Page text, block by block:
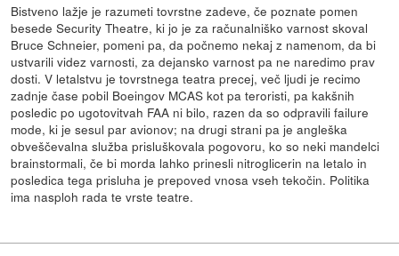
Bistveno lažje je razumeti tovrstne zadeve, če poznate pomen
besede Security Theatre, ki jo je za računalniško varnost skoval
Bruce Schneier, pomeni pa, da počnemo nekaj z namenom, da bi
ustvarili videz varnosti, za dejansko varnost pa ne naredimo prav
dosti. V letalstvu je tovrstnega teatra precej, več ljudi je recimo
zadnje čase pobil Boeingov MCAS kot pa teroristi, pa kakšnih
posledic po ugotovitvah FAA ni bilo, razen da so odpravili failure
mode, ki je sesul par avionov; na drugi strani pa je angleška
obveščevalna služba prisluškovala pogovoru, ko so neki mandelci
brainstormali, če bi morda lahko prinesli nitroglicerin na letalo in
posledica tega prisluha je prepoved vnosa vseh tekočin. Politika
ima nasploh rada te vrste teatre.